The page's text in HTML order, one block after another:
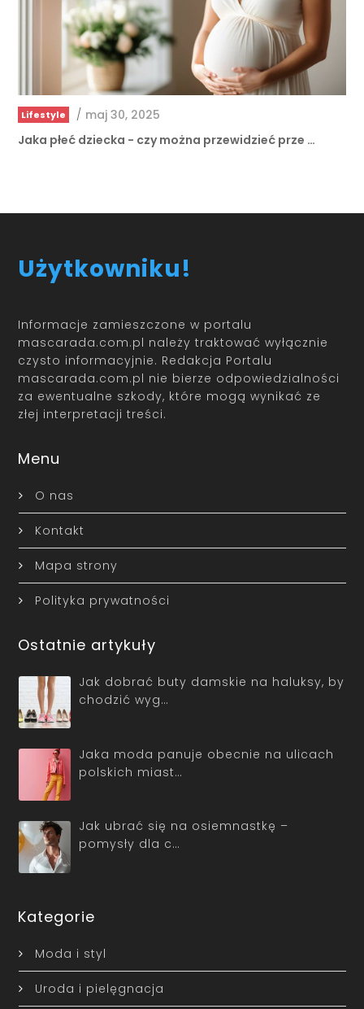
/ maj 30, 2025
Jaka płeć dziecka - czy można przewidzieć prze …
czysto informacyjnie. Redakcja Portalu
mascarada.com.pl nie bierze odpowiedzialności
za ewentualne szkody, które mogą wynikać ze
złej interpretacji treści.
Menu
O nas
Kontakt
Mapa strony
Polityka prywatności
Ostatnie artykuły
Jak dobrać buty damskie na haluksy, by
Moda i styl
Uroda i pielęgnacja
Biżuteria i akcesoria